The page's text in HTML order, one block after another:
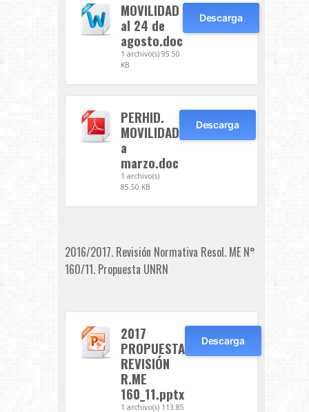
MOVILIDAD
al 24 de
agosto.doc
1 archivo(s) 95.50
KB
Descarga
PERHID.
MOVILIDAD
a
marzo.doc
1 archivo(s)
85.50 KB
Descarga
2016/2017. Revisión Normativa Resol. ME N°
160/11. Propuesta UNRN
2017
PROPUESTA
REVISIÓN
R.ME
160_11.pptx
1 archivo(s) 113.85
Descarga